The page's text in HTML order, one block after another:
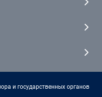
и государственных органов